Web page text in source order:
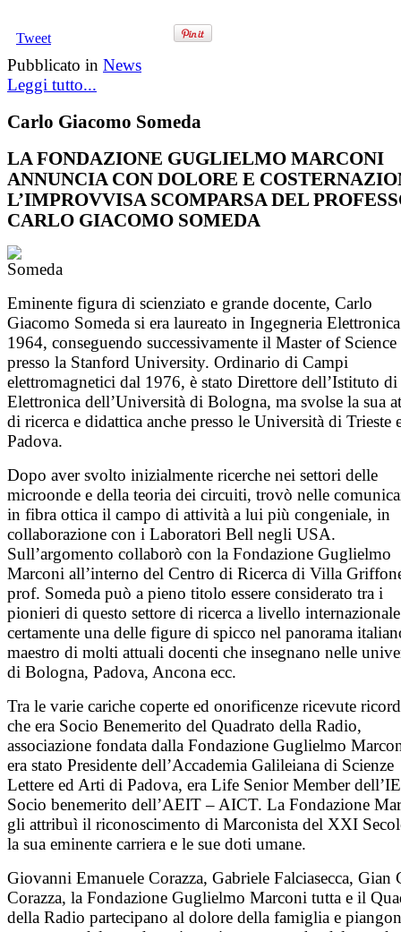
Tweet
Pubblicato in News
Leggi tutto...
Carlo Giacomo Someda
LA FONDAZIONE GUGLIELMO MARCONI
ANNUNCIA CON DOLORE E
L’IMPROVVISA SCOMPARSA DEL
CARLO GIACOMO SOMEDA
Eminente figura di scienziato e grande docente, Carlo
Giacomo Someda si era laureato in Ingegneria
1964, conseguendo successivamente il Master of Science
presso la Stanford University. Ordinario di Campi
elettromagnetici dal 1976, è stato Direttore dell’Istituto di
Elettronica dell’Università di Bologna, ma svolse la sua
di ricerca e didattica anche presso le Università di Trieste
Padova.
Dopo aver svolto inizialmente ricerche nei settori delle
microonde e della teoria dei circuiti, trovò nelle
in fibra ottica il campo di attività a lui più congeniale, in
collaborazione con i Laboratori Bell negli USA.
Sull’argomento collaborò con la Fondazione Guglielmo
Marconi all’interno del Centro di Ricerca di Villa
prof. Someda può a pieno titolo essere considerato tra i
pionieri di questo settore di ricerca a livello
certamente una delle figure di spicco nel panorama
maestro di molti attuali docenti che insegnano nelle
di Bologna, Padova, Ancona ecc.
Tra le varie cariche coperte ed onorificenze ricevute
che era Socio Benemerito del Quadrato della Radio,
associazione fondata dalla Fondazione Guglielmo
era stato Presidente dell’Accademia Galileiana di Scienze
Lettere ed Arti di Padova, era Life Senior Member
Socio benemerito dell’AEIT – AICT. La Fondazione
gli attribuì il riconoscimento di Marconista del XXI
la sua eminente carriera e le sue doti umane.
Giovanni Emanuele Corazza, Gabriele Falciasecca, Gian
Corazza, la Fondazione Guglielmo Marconi tutta e il
della Radio partecipano al dolore della famiglia e